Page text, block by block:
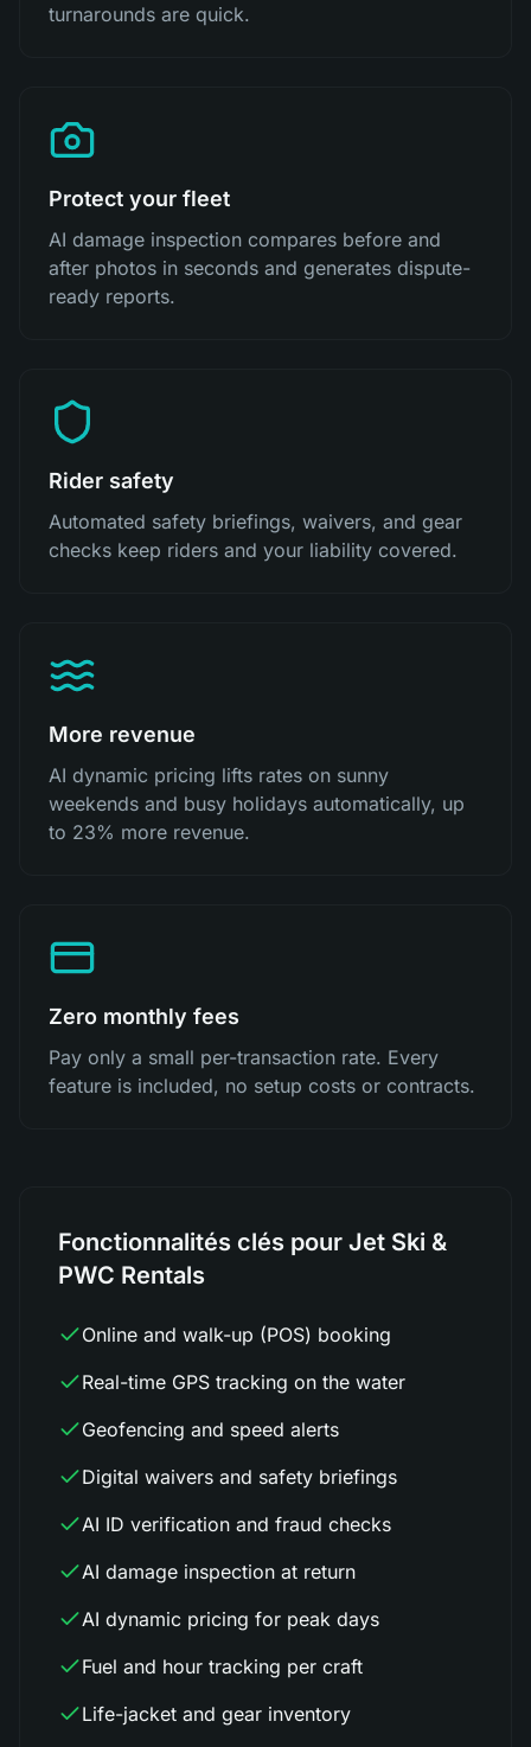
turnarounds are quick.
Protect your fleet
AI damage inspection compares before and
after photos in seconds and generates dispute-
ready reports.
Rider safety
Automated safety briefings, waivers, and gear
checks keep riders and your liability covered.
More revenue
AI dynamic pricing lifts rates on sunny
weekends and busy holidays automatically, up
to 23% more revenue.
Zero monthly fees
Pay only a small per-transaction rate. Every
feature is included, no setup costs or contracts.
Fonctionnalités clés pour Jet Ski &
PWC Rentals
Online and walk-up (POS) booking
Real-time GPS tracking on the water
Geofencing and speed alerts
Digital waivers and safety briefings
AI ID verification and fraud checks
AI damage inspection at return
AI dynamic pricing for peak days
Fuel and hour tracking per craft
Life-jacket and gear inventory